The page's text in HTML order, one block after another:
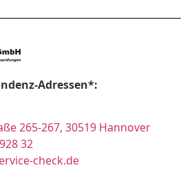
Adressen*:
265-267, 30519 Hannover
32
check.de